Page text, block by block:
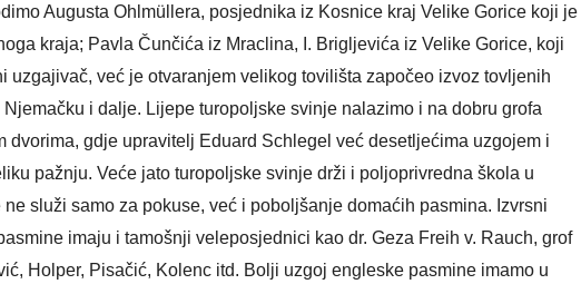
Augusta Ohlmüllera, posjednika iz Kosnice kraj Velike Gorice koji je
kraja; Pavla Čunčića iz Mraclina, I. Brigljevića iz Velike Gorice, koji
uzgajivač, već je otvaranjem velikog tovilišta započeo izvoz tovljenih
i dalje. Lijepe turopoljske svinje nalazimo i na dobru grofa
dvorima, gdje upravitelj Eduard Schlegel već desetljećima uzgojem i
pažnju. Veće jato turopoljske svinje drži i poljoprivredna škola u
ne služi samo za pokuse, već i poboljšanje domaćih pasmina. Izvrsni
imaju i tamošnji veleposjednici kao dr. Geza Freih v. Rauch, grof
Holper, Pisačić, Kolenc itd. Bolji uzgoj engleske pasmine imamo u